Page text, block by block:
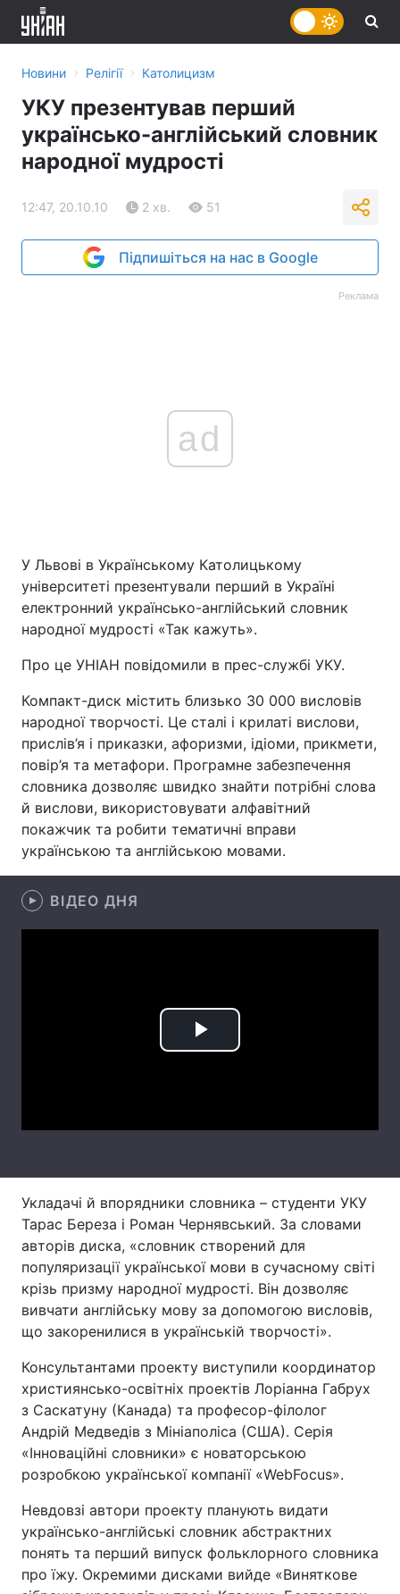
Головна Війна
Україна
Лонгріди
Відео з Youtube Статті
Думки
Архів Вакансії
Контакти
Послуги
Новини › Релігії › Католицизм
УКУ презентував перший
українсько-англійський словник
народної мудрості
12:47, 20.10.10 2 хв. 51
Підпишіться на нас в Google
Реклама
ad
У Львові в Українському Католицькому
університеті презентували перший в Україні
електронний українсько-англійський словник
народної мудрості «Так кажуть».
Про це УНІАН повідомили в прес-службі УКУ.
Компакт-диск містить близько 30 000 висловів
народної творчості. Це сталі і крилаті вислови,
прислів’я і приказки, афоризми, ідіоми, прикмети,
повір’я та метафори. Програмне забезпечення
словника дозволяє швидко знайти потрібні слова
й вислови, використовувати алфавітний
покажчик та робити тематичні вправи
українською та англійською мовами.
ВІДЕО ДНЯ
Play
Укладачі й впорядники словника – студенти УКУ
Тарас Береза і Роман Чернявський. За словами
авторів диска, «словник створений для
популяризації української мови в сучасному світі
крізь призму народної мудрості. Він дозволяє
вивчати англійську мову за допомогою висловів,
що закоренилися в українській творчості».
Консультантами проекту виступили координатор
християнсько-освітніх проектів Лоріанна Габрух
з Саскатуну (Канада) та професор-філолог
Андрій Медведів з Мініаполіса (США). Серія
«Інноваційні словники» є новаторською
розробкою української компанії «WebFocus».
Невдовзі автори проекту планують видати
українсько-англійські словник абстрактних
понять та перший випуск фольклорного словника
про їжу. Окремими дисками вийде «Виняткове